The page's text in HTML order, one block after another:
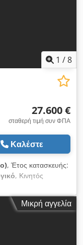
1 /8
27.600 €
σταθερή τιμή συν ΦΠΑ
Καλέστε
, Έτος κατασκευής:
, Κινητός
ψύκτη,
12 bar.
Μικρή αγγελία